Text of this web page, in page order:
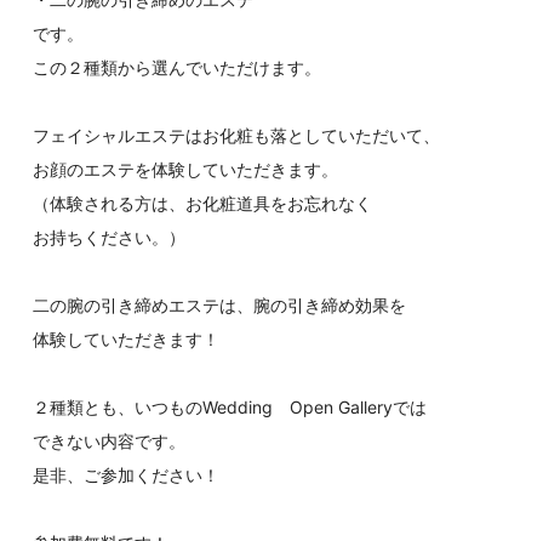
です。
この２種類から選んでいただけます。
フェイシャルエステはお化粧も落としていただいて、
お顔のエステを体験していただきます。
（体験される方は、お化粧道具をお忘れなく
お持ちください。）
二の腕の引き締めエステは、腕の引き締め効果を
体験していただきます！
２種類とも、いつものWedding Open Galleryでは
できない内容です。
是非、ご参加ください！